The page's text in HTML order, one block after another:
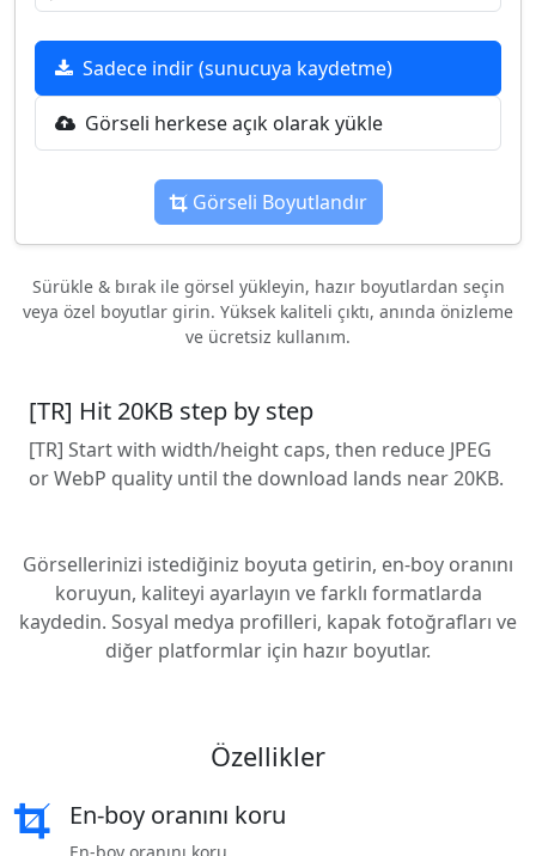
Sadece indir (sunucuya kaydetme)
Görseli herkese açık olarak yükle
Görseli Boyutlandır
Sürükle & bırak ile görsel yükleyin, hazır boyutlardan seçin
veya özel boyutlar girin. Yüksek kaliteli çıktı, anında önizleme
ve ücretsiz kullanım.
[TR] Hit 20KB step by step
[TR] Start with width/height caps, then reduce JPEG
or WebP quality until the download lands near 20KB.
Görsellerinizi istediğiniz boyuta getirin, en-boy oranını
koruyun, kaliteyi ayarlayın ve farklı formatlarda
kaydedin. Sosyal medya profilleri, kapak fotoğrafları ve
diğer platformlar için hazır boyutlar.
Özellikler
En-boy oranını koru